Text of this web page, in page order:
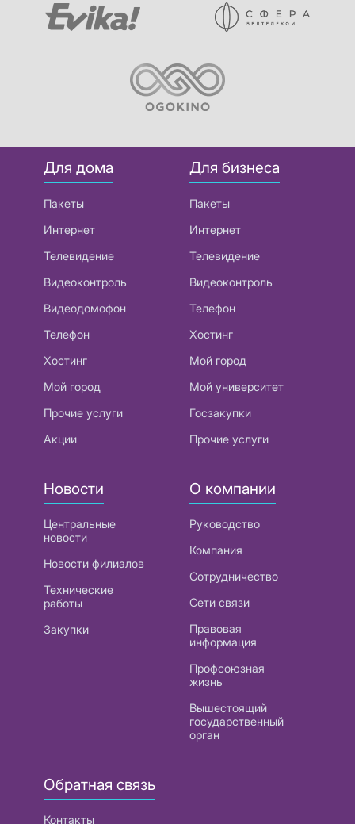
Для дома
Пакеты
Интернет
Телевидение
Видеоконтроль
Видеодомофон
Телефон
Хостинг
Мой город
Прочие услуги
Акции
Для бизнеса
Пакеты
Интернет
Телевидение
Видеоконтроль
Телефон
Хостинг
Мой город
Мой университет
Госзакупки
Прочие услуги
Новости
Центральные
новости
Новости филиалов
Технические
работы
Закупки
О компании
Руководство
Компания
Сотрудничество
Сети связи
Правовая
информация
Профсоюзная
жизнь
Вышестоящий
государственный
орган
Обратная связь
Контакты